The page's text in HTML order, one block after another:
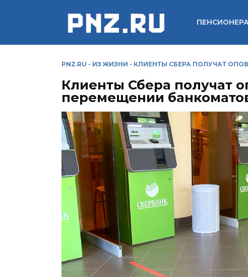
PNZ.RU - ИЗ ЖИЗНИ - КЛИЕНТЫ СБЕРА ПОЛУЧАТ
Клиенты Сбера получат
перемещении